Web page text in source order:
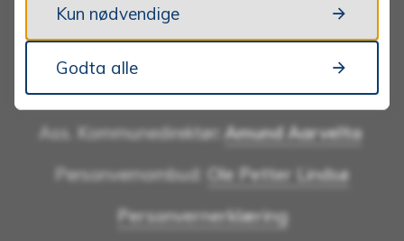
Om nettstedet:
Ansvarlig redaktør:
Ass. Kommunedirektør: Amund Aarvelta
Personvernombud:
Ole Petter Lindsø
Personvernerklæring
Kun nødvendige
Godta alle